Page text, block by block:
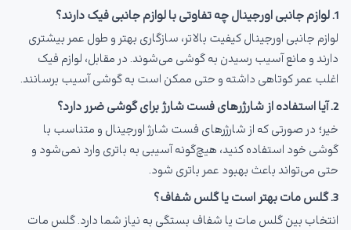
1. لوازم جانبی اورجینال چه تفاوتی با لوازم جانبی فیک دارند؟
لوازم جانبی اورجینال کیفیت بالاتر، سازگاری بهتر و طول عمر بیشتری
دارند و مانع آسیب رسیدن به گوشی می‌شوند. در مقابل، لوازم فیک
اغلب عمر کوتاهی داشته و حتی ممکن است به گوشی آسیب برسانند.
2. آیا استفاده از شارژرهای فست شارژ برای گوشی ضرر دارد؟
خیر؛ در صورتی که از شارژرهای فست شارژ اورجینال و متناسب با
گوشی خود استفاده کنید، هیچ‌گونه آسیبی به باتری وارد نمی‌شود و
حتی می‌تواند باعث بهبود عمر باتری شود.
3. گلس مات بهتر است یا گلس شفاف؟
انتخاب بین گلس مات یا شفاف بستگی به نیاز شما دارد. گلس مات